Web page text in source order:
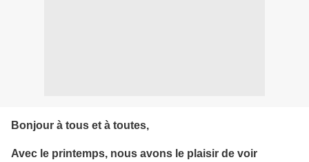
Bonjour à tous et à toutes,
Avec le printemps, nous avons le plaisir de voir